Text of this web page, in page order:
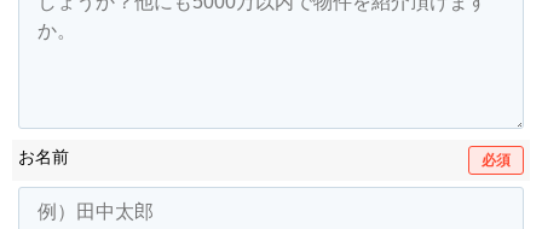
お名前 必須